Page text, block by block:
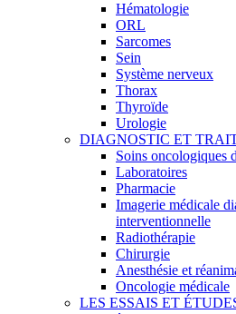
Hématologie
ORL
Sarcomes
Sein
Système nerveux
Thorax
Thyroïde
Urologie
DIAGNOSTIC ET
Soins oncologiques
Laboratoires
Pharmacie
Imagerie médicale
interventionnelle
Radiothérapie
Chirurgie
Anesthésie et
Oncologie médicale
LES ESSAIS ET